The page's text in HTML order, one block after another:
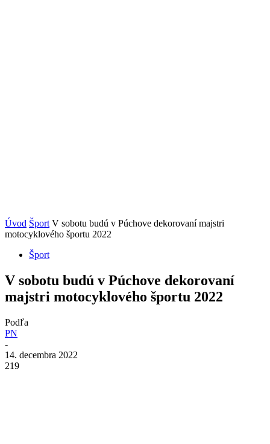
Úvod Šport V sobotu budú v Púchove dekorovaní majstri
motocyklového športu 2022
Šport
V sobotu budú v Púchove dekorovaní
majstri motocyklového športu 2022
Podľa
PN
-
14. decembra 2022
219